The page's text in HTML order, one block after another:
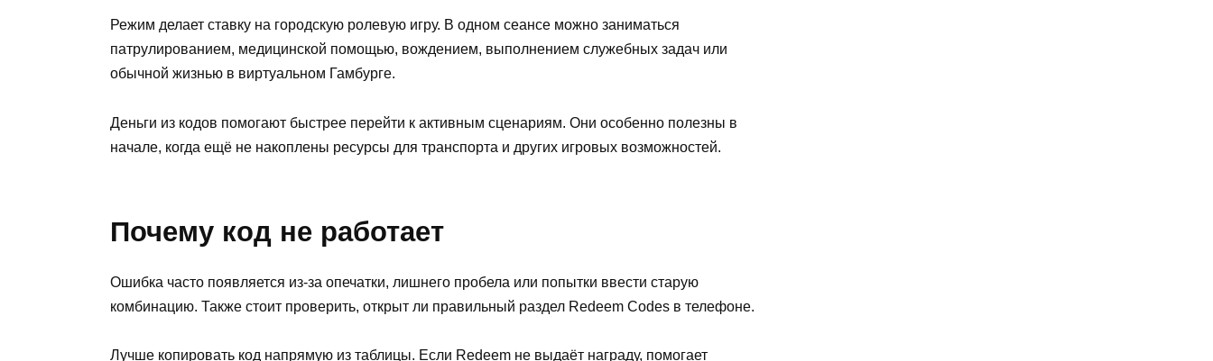
Режим делает ставку на городскую ролевую игру. В одном сеансе можно заниматься
патрулированием, медицинской помощью, вождением, выполнением служебных задач или
обычной жизнью в виртуальном Гамбурге.
Деньги из кодов помогают быстрее перейти к активным сценариям. Они особенно полезны в
начале, когда ещё не накоплены ресурсы для транспорта и других игровых возможностей.
Почему код не работает
Ошибка часто появляется из-за опечатки, лишнего пробела или попытки ввести старую
комбинацию. Также стоит проверить, открыт ли правильный раздел Redeem Codes в телефоне.
Лучше копировать код напрямую из таблицы. Если Redeem не выдаёт награду, помогает